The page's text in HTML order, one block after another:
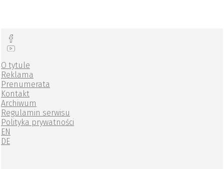
O tytule
Reklama
Prenumerata
Kontakt
Archiwum
Regulamin serwisu
Polityka prywatności
EN
DE